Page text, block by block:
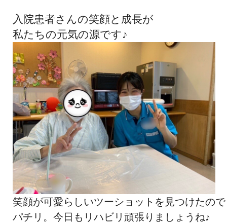
入院患者さんの笑顔と成長が
私たちの元気の源です♪
笑顔が可愛らしいツーショットを見つけたので
パチリ。今日もリハビリ頑張りましょうね♪